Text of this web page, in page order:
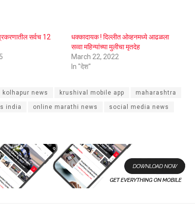
सर्वच 12
धक्कादायक ! दिल्लीत ओव्हनमध्ये आढळला
सव्वा महिन्यांच्या मुलीचा मृतदेह
March 22, 2022
In "देश"
kolhapur news krushival mobile app maharashtra
india online marathi news social media news